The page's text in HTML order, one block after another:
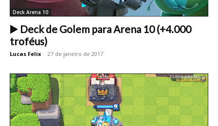
Deck Arena 10
▶️ Deck de Golem para Arena 10 (+4.000
troféus)
Lucas Felix - 27 de janeiro de 2017